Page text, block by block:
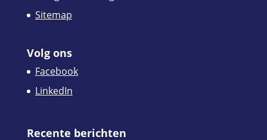
Sitemap
Volg ons
Facebook
LinkedIn
Recente berichten